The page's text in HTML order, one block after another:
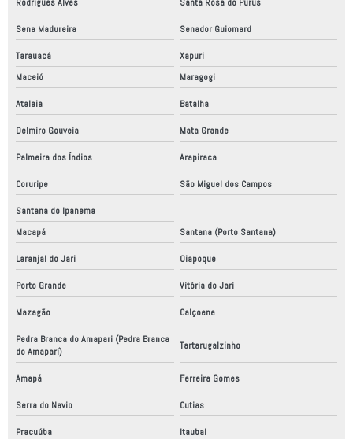
Sena Madureira Senador Guiomard
Tarauacá
Xapuri
Maceió
Maragogi
Atalaia Batalha
Delmiro Gouveia Mata Grande
Palmeira dos Índios Arapiraca
Coruripe São Miguel dos Campos
Santana do Ipanema
Macapá
Santana (Porto Santana)
Laranjal do Jari Oiapoque
Porto Grande Vitória do Jari
Mazagão Calçoene
Pedra Branca do Amapari (Pedra Branca
do Amaparí)
Tartarugalzinho
Amapá Ferreira Gomes
Serra do Navio Cutias
Pracuúba
Itaubal